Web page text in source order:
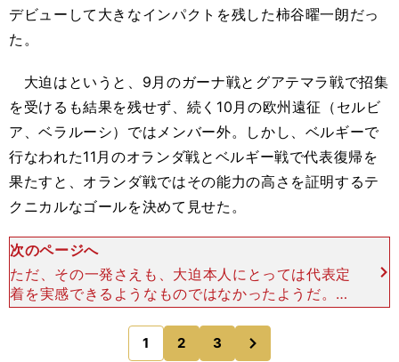
デビューして大きなインパクトを残した柿谷曜一朗だっ
た。
大迫はというと、9月のガーナ戦とグアテマラ戦で招集
を受けるも結果を残せず、続く10月の欧州遠征（セルビ
ア、ベラルーシ）ではメンバー外。しかし、ベルギーで
行なわれた11月のオランダ戦とベルギー戦で代表復帰を
果たすと、オランダ戦ではその能力の高さを証明するテ
クニカルなゴールを決めて見せた。
次のページへ
ただ、その一発さえも、大迫本人にとっては代表定
着を実感できるようなものではなかったようだ。そ
うでなければ、メンバーの当落線上にいる選手が、
敢えてワールドカップイヤーに海外へ移籍するとい
うリスクを冒すは
1 2 3